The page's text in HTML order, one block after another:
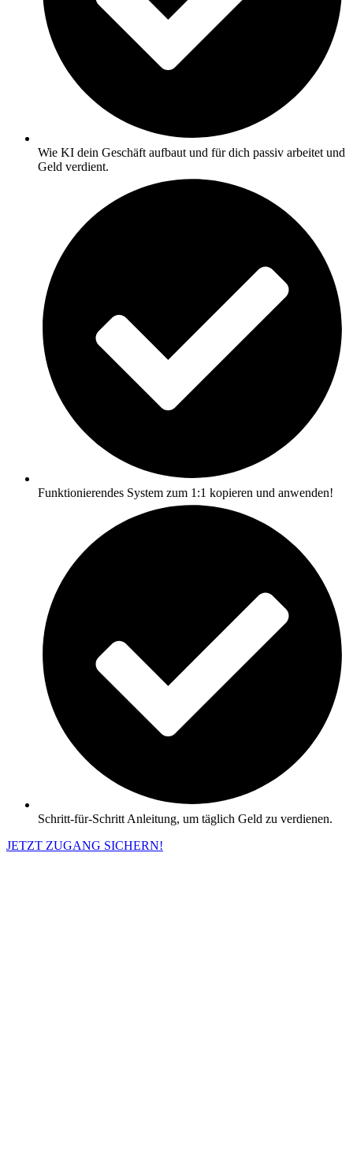
Wie KI dein Geschäft aufbaut und für dich passiv arbeitet und
Geld verdient.
Funktionierendes System zum 1:1 kopieren und anwenden!
Schritt-für-Schritt Anleitung, um täglich Geld zu verdienen.
JETZT ZUGANG SICHERN!